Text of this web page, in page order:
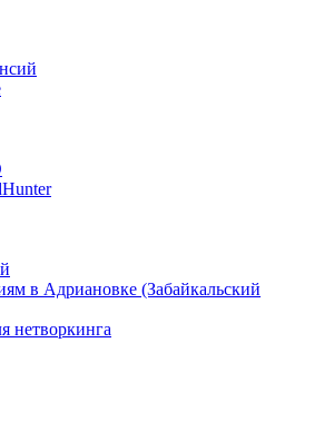
в Адриановке (Забайкальский
нетворкинга